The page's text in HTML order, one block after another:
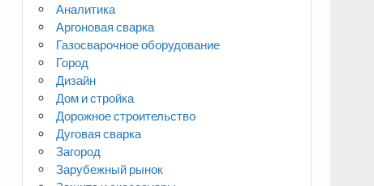
Аналитика
Аргоновая сварка
Газосварочное оборудование
Город
Дизайн
Дом и стройка
Дорожное строительство
Дуговая сварка
Загород
Зарубежный рынок